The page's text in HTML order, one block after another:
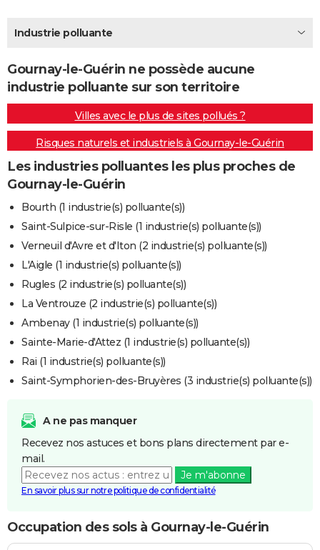
BONS PLANS
CARTE DE VOEUX
Carte de Noël
Carte Bonne année
Carte Saint-Valentin
Carte Pâques
Carte d'anniversaire
DICTIONNAIRE
Dictionnaire
Biographies
Citations
Expressions
Proverbes
PROGRAMME TV
COPAINS D'AVANT
Se connecter
Entreprises
Service militaire
Avis de recherche
AVIS DE DÉCÈS
FORUM
Bricolage
Lifestyle
Culture
Television
Voyage
Industrie polluante
Gournay-le-Guérin ne possède aucune
industrie polluante sur son territoire
Villes avec le plus de sites pollués ?
Risques naturels et industriels à Gournay-le-Guérin
Les industries polluantes les plus proches de
Gournay-le-Guérin
Bourth (1 industrie(s) polluante(s))
Saint-Sulpice-sur-Risle (1 industrie(s) polluante(s))
Verneuil d'Avre et d'Iton (2 industrie(s) polluante(s))
L'Aigle (1 industrie(s) polluante(s))
Rugles (2 industrie(s) polluante(s))
La Ventrouze (2 industrie(s) polluante(s))
Ambenay (1 industrie(s) polluante(s))
Sainte-Marie-d'Attez (1 industrie(s) polluante(s))
Rai (1 industrie(s) polluante(s))
Saint-Symphorien-des-Bruyères (3 industrie(s) polluante(s))
A ne pas manquer
Recevez nos astuces et bons plans directement par e-
mail.
Je m'abonne
En savoir plus sur notre politique de confidentialité
Occupation des sols à Gournay-le-Guérin